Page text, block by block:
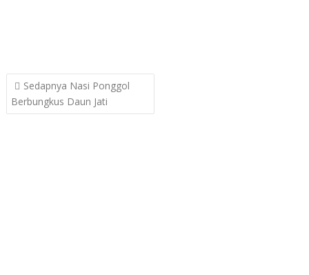
Post
navigation
Sedapnya Nasi Ponggol
Berbungkus Daun Jati